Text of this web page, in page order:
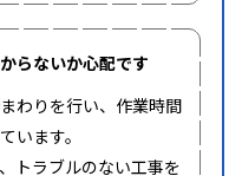
らないか心配です
わりを行い、作業時間
います。
トラブルのない工事を